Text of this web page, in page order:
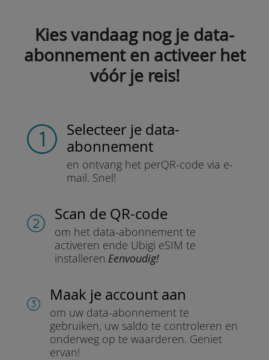
Kies vandaag nog je data-
abonnement en activeer het
vóór je reis!
Selecteer je data-
abonnement
en ontvang het perQR-code via e-
mail. Snel!
Scan de QR-code
om het data-abonnement te
activeren ende Ubigi eSIM te
installeren.Eenvoudig!
Maak je account aan
om uw data-abonnement te
gebruiken, uw saldo te controleren en
onderweg op te waarderen. Geniet
ervan!